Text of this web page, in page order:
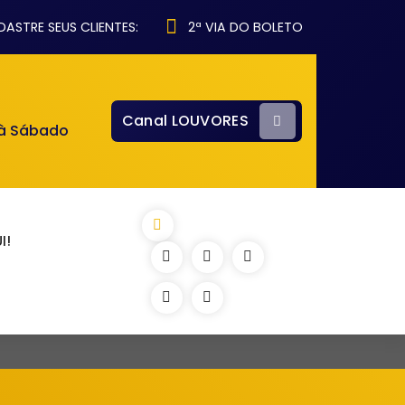
SEUS CLIENTES: 2ª VIA DO BOLETO
Sábado Canal LOUVORES